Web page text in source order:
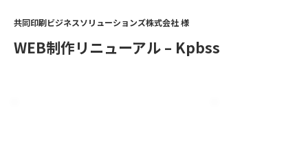
共同印刷ビジネスソリューションズ株式会社 様
WEB制作リニューアル – Kpbss